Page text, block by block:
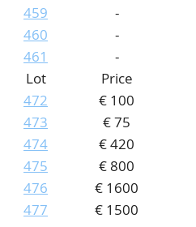
459
-
460
-
461
-
Lot
Price
472
€ 100
473
€ 75
474
€ 420
475
€ 800
476
€ 1600
477
€ 1500